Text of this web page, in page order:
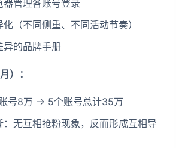
管理各账号登录
（不同侧重、不同活动节奏）
异的品牌手册
）：
号8万 → 5个账号总计35万
无互相抢粉现象，反而形成互相导